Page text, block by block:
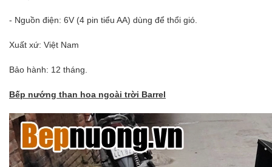
- Nguồn điện: 6V (4 pin tiểu AA) dùng để thổi gió.
Xuất xứ: Việt Nam
Bảo hành: 12 tháng.
Bếp nướng than hoa ngoài trời Barrel